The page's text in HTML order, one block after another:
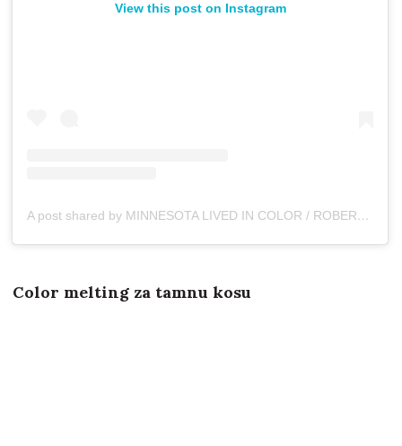
View this post on Instagram
A post shared by MINNESOTA LIVED IN COLOR / ROBERT LEVI (@rob.levi)
Color melting za tamnu kosu